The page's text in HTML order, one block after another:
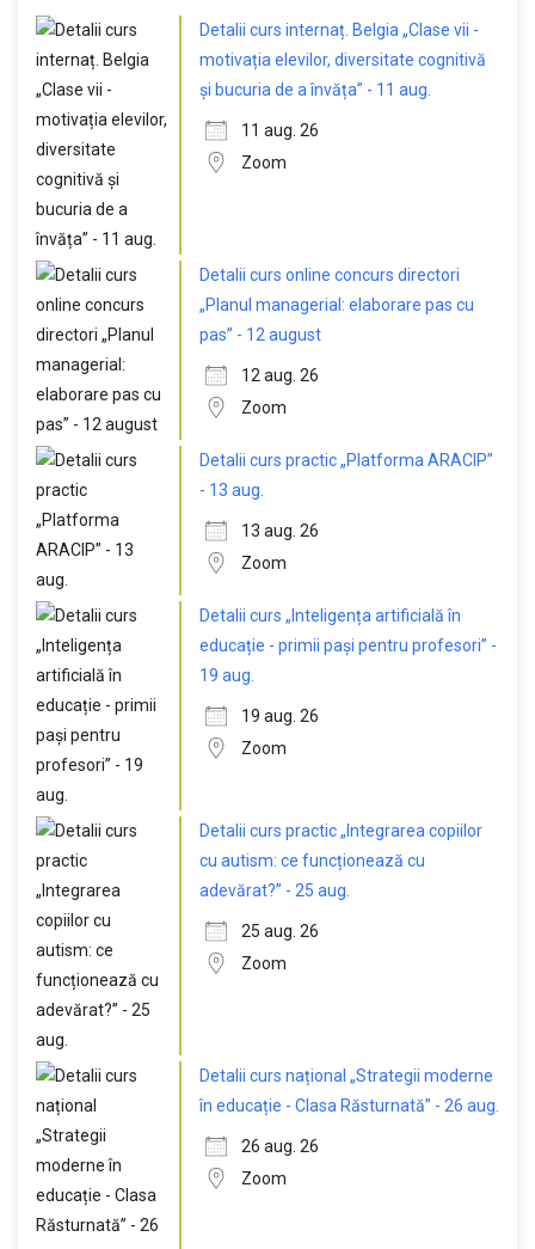
Detalii curs internaț. Belgia „Clase vii -
motivația elevilor, diversitate cognitivă
și bucuria de a învăța” - 11 aug.
11 aug. 26
Zoom
Detalii curs online concurs directori
„Planul managerial: elaborare pas cu
pas” - 12 august
12 aug. 26
Zoom
Detalii curs practic „Platforma ARACIP”
- 13 aug.
13 aug. 26
Zoom
Detalii curs „Inteligența artificială în
educație - primii pași pentru profesori” -
19 aug.
19 aug. 26
Zoom
Detalii curs practic „Integrarea copiilor
cu autism: ce funcționează cu
adevărat?” - 25 aug.
25 aug. 26
Zoom
Detalii curs național „Strategii moderne
în educație - Clasa Răsturnată” - 26 aug.
26 aug. 26
Zoom